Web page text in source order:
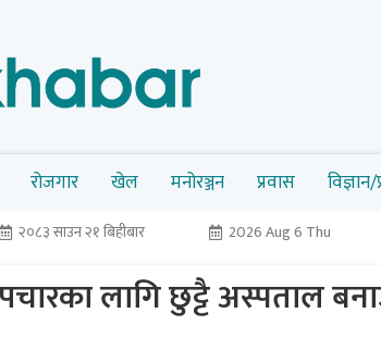
रोजगार खेल मनोरञ्जन प्रवास विज्ञान/
२०८३ साउन २१ बिहीबार 2026 Aug 6 Thu
लागि छुट्टै अस्पताल